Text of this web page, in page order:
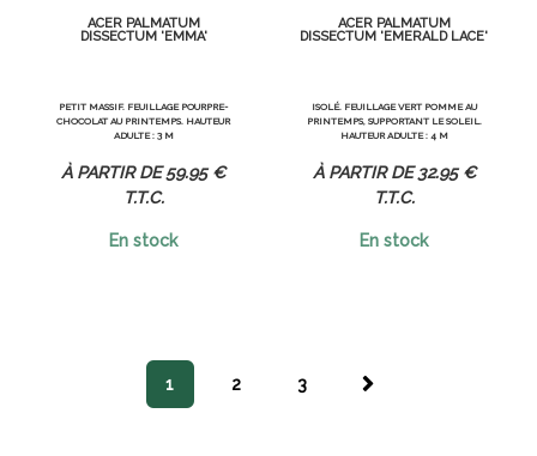
ACER PALMATUM
DISSECTUM 'EMMA'
PETIT MASSIF. FEUILLAGE POURPRE-
CHOCOLAT AU PRINTEMPS. HAUTEUR
ADULTE : 3 M
59.95 €
T.T.C.
En stock
ACER PALMATUM
DISSECTUM 'EMERALD LACE'
ISOLÉ. FEUILLAGE VERT POMME AU
PRINTEMPS, SUPPORTANT LE SOLEIL.
HAUTEUR ADULTE : 4 M
32.95 €
T.T.C.
En stock
1 2 3